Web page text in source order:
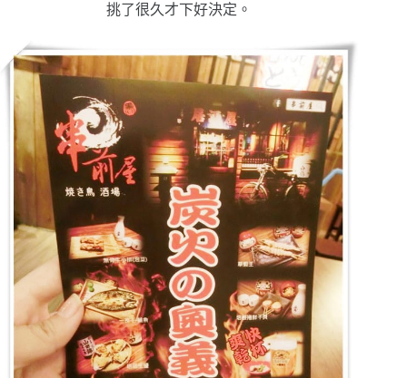
挑了很久才下好決定。